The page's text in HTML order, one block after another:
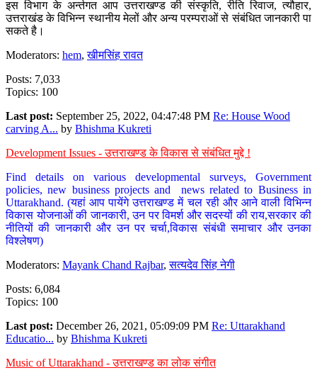
इस विभाग के अर्न्तगत आप उत्तराखण्ड की संस्कृति, रीति रिवाज, त्यौहार,
उत्तराखंड के विभिन्न स्थानीय मेलों और अन्य परम्पराओं से संबंधित जानकारी पा
सकते है।
Moderators: hem,खीमसिंह रावत
Posts: 7,033
Topics: 100
Last post: September 25, 2022, 04:47:48 PM Re: House Wood
carving A... by Bhishma Kukreti
Development Issues - उत्तराखण्ड के विकास से संबंधित मुद्दे !
Find details on various developmental surveys, Government
policies, new business projects and news related to Business in
Uttarakhand. (यहां आप पायेंगे उत्तराखण्ड में चल रही और आने वाली विभिन्न
विकास योजनाओं की जानकारी, उन पर विमर्श और सदस्यों की राय,सरकार की
नीतियों की जानकारी और उन पर चर्चा,विकास संबंधी समाचार और उनका
विश्लेषण)
Moderators: Mayank Chand Rajbar,सत्यदेव सिंह नेगी
Posts: 6,084
Topics: 100
Last post: December 26, 2021, 05:09:09 PM Re: Uttarakhand
Educatio... by Bhishma Kukreti
Music of Uttarakhand - उत्तराखण्ड का लोक संगीत